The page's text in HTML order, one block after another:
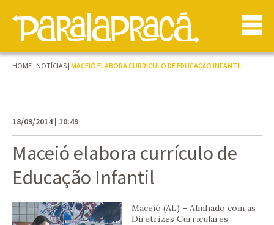
HOME | NOTÍCIAS | MACEIÓ ELABORA CURRÍCULO DE EDUCAÇÃO INFANTIL
18/09/2014 | 10:49
Maceió elabora currículo de
Educação Infantil
Maceió (AL) – Alinhado com as
Diretrizes Curriculares